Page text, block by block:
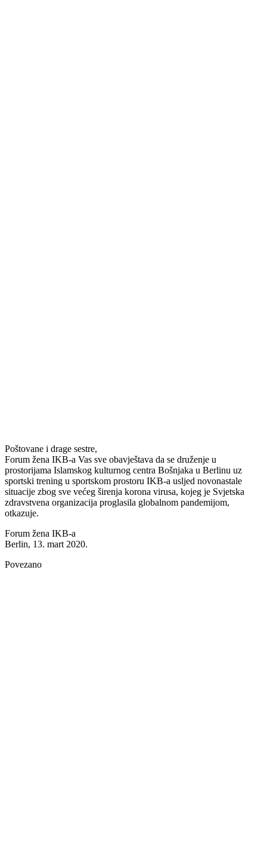
Poštovane i drage sestre,
Forum žena IKB-a Vas sve obavještava da se druženje u
prostorijama Islamskog kulturnog centra Bošnjaka u Berlinu uz
sportski trening u sportskom prostoru IKB-a usljed novonastale
situacije zbog sve većeg širenja korona virusa, kojeg je Svjetska
zdravstvena organizacija proglasila globalnom pandemijom,
otkazuje.
Forum žena IKB-a
Berlin, 13. mart 2020.
Povezano